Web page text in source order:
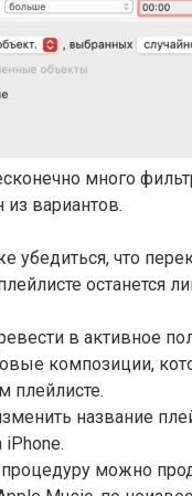
много
вариантов.
убедиться, что
останется
в активное
композиции,
плейлисте.
название
iPhone.
можно